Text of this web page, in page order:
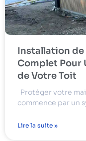
Installation
Complet Pour
de Votre Toit
Protéger votre
commence par un
Lire la suite »